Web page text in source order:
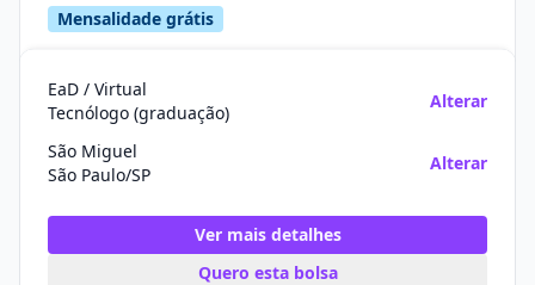
Mensalidade grátis
EaD / Virtual
Tecnólogo (graduação)
Alterar
São Miguel
São Paulo/SP
Alterar
Ver mais detalhes
Quero esta bolsa